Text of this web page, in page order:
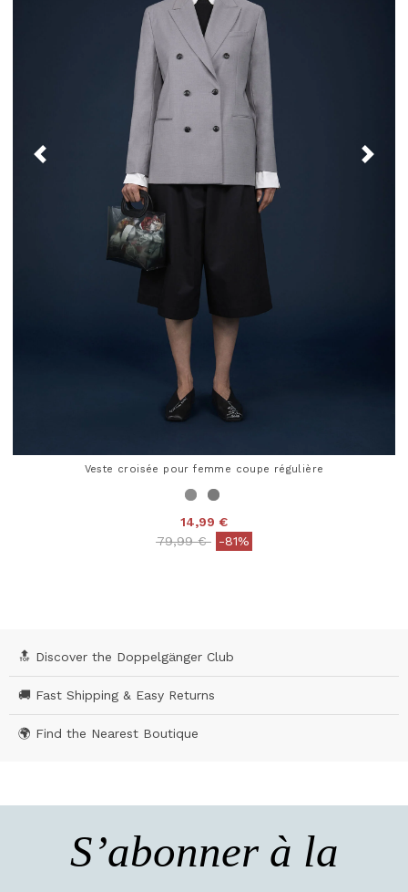
Veste croisée pour femme coupe régulière
14,99 €
Price reduced from
79,99 €to-81%
🔝 Discover the Doppelgänger Club
🚚 Fast Shipping & Easy Returns
🌍 Find the Nearest Boutique
S’abonner à la